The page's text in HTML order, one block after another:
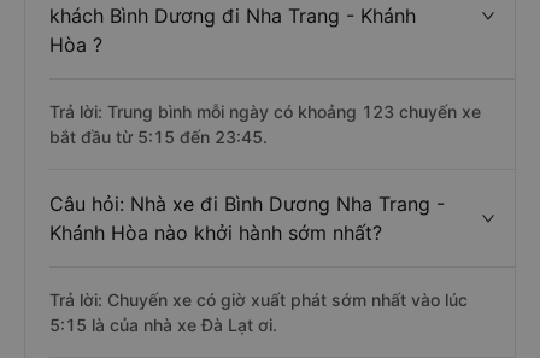
khách Bình Dương đi Nha Trang - Khánh
Hòa ?
Trả lời: Trung bình mỗi ngày có khoảng 123 chuyến xe
bắt đầu từ 5:15 đến 23:45.
Câu hỏi: Nhà xe đi Bình Dương Nha Trang -
Khánh Hòa nào khởi hành sớm nhất?
Trả lời: Chuyến xe có giờ xuất phát sớm nhất vào lúc
5:15 là của nhà xe Đà Lạt ơi.